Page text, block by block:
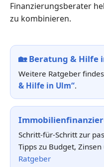
Finanzierungsberater
zu kombinieren.
🏡Beratung & Hilfe
Weitere Ratgeber
& Hilfe in Ulm“.
Schritt-für-Schritt zur
Tipps zu Budget,
Ratgeber